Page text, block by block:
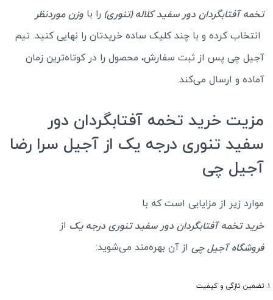
تخمه آفتابگردان دور سفید کلاله (تنوری) را با وزن موردنظر
انتخاب کرده و با چند کلیک ساده خریدتان را نهایی کنید. تیم
آجیل چی پس از ثبت سفارش، محصول را در کوتاه‌ترین زمان
آماده و ارسال می‌کند.
مزیت خرید تخمه آفتابگردان دور
سفید تنوری درجه یک از آجیل سرا رضا
آجیل چی
موارد زیر از مزایایی است که با
خرید تخمه آفتابگردان دور سفید تنوری درجه یک از
فروشگاه آجیل چی از آن بهره‌مند می‌شوید:
تضمین تازگی و کیفیت